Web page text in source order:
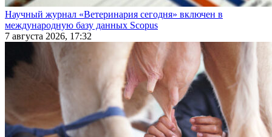
Научный журнал «Ветеринария сегодня» включен в
международную базу данных Scopus
7 августа 2026, 17:32